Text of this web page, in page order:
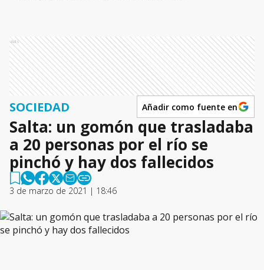
Ads
SOCIEDAD Añadir como fuente en
Salta: un gomón que trasladaba
a 20 personas por el río se
pinchó y hay dos fallecidos
3 de marzo de 2021 | 18:46